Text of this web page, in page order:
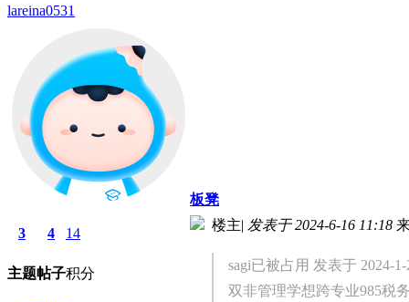
lareina0531
3
主题
4
帖子
14
积分
板凳
楼主| 发表于 2024-6-16 11:18
sagi已被占用 发表于 2024-1-
双非管理学想跨专业985税务